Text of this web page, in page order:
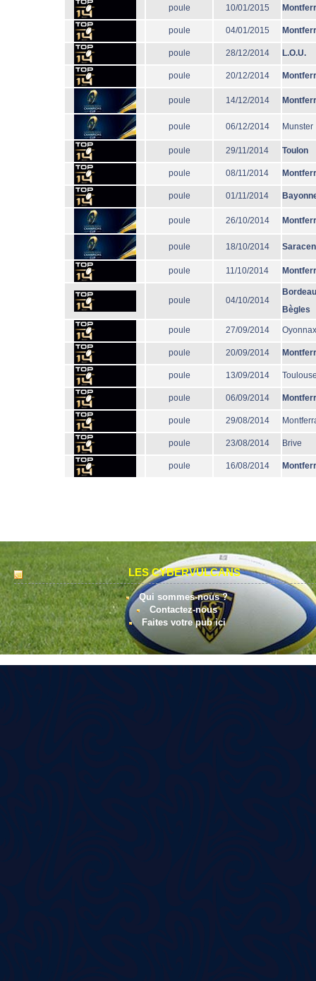
poule 10/01/2015
poule 04/01/2015
poule 28/12/2014 L.O.U.
poule 20/12/2014
poule 14/12/2014
poule 06/12/2014 Munster
poule 29/11/2014 Toulon
poule 08/11/2014
poule 01/11/2014
poule 26/10/2014
poule 18/10/2014
poule 11/10/2014
poule 04/10/2014
Bègles
poule 27/09/2014 Oyonnax
poule 20/09/2014
poule 13/09/2014
poule 06/09/2014
poule 29/08/2014
poule 23/08/2014 Brive
poule 16/08/2014
LES CYBERVULCANS
Qui sommes-nous ?
Contactez-nous
Faites votre pub ici